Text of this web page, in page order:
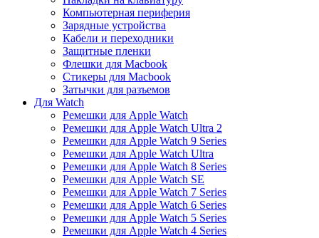
Компьютерная периферия
Зарядные устройства
Кабели и переходники
Защитные пленки
Флешки для Macbook
Стикеры для Macbook
Затычки для разъемов
Для Watch
Ремешки для Apple Watch
Ремешки для Apple Watch Ultra 2
Ремешки для Apple Watch 9 Series
Ремешки для Apple Watch Ultra
Ремешки для Apple Watch 8 Series
Ремешки для Apple Watch SE
Ремешки для Apple Watch 7 Series
Ремешки для Apple Watch 6 Series
Ремешки для Apple Watch 5 Series
Ремешки для Apple Watch 4 Series